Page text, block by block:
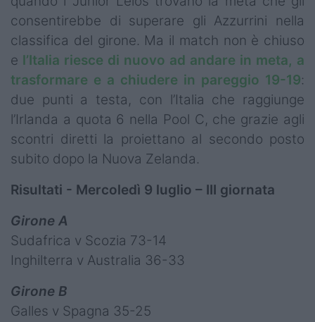
consentirebbe di superare gli Azzurrini nella
classifica del girone. Ma il match non è chiuso
e l’Italia riesce di nuovo ad andare in meta, a
trasformare e a chiudere in pareggio 19-19:
due punti a testa, con l’Italia che raggiunge
l’Irlanda a quota 6 nella Pool C, che grazie agli
scontri diretti la proiettano al secondo posto
subito dopo la Nuova Zelanda.
Risultati - Mercoledì 9 luglio – III giornata
Girone A
Sudafrica v Scozia 73-14
Inghilterra v Australia 36-33
Girone B
Galles v Spagna 35-25